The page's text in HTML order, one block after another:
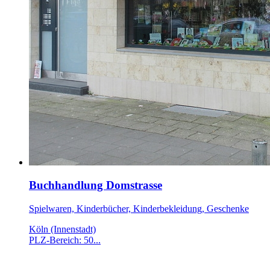
Buchhandlung Domstrasse
Spielwaren, Kinderbücher, Kinderbekleidung, Geschenke
Köln (Innenstadt)
PLZ-Bereich: 50...